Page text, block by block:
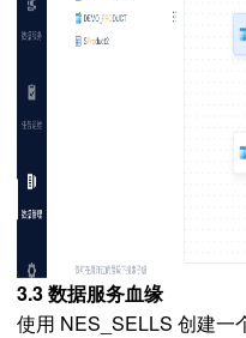
3.3 数据服务血缘
使用 NES_SELLS 创建一